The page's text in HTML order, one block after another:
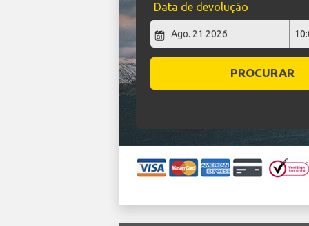
Data de devolução
PROCURAR